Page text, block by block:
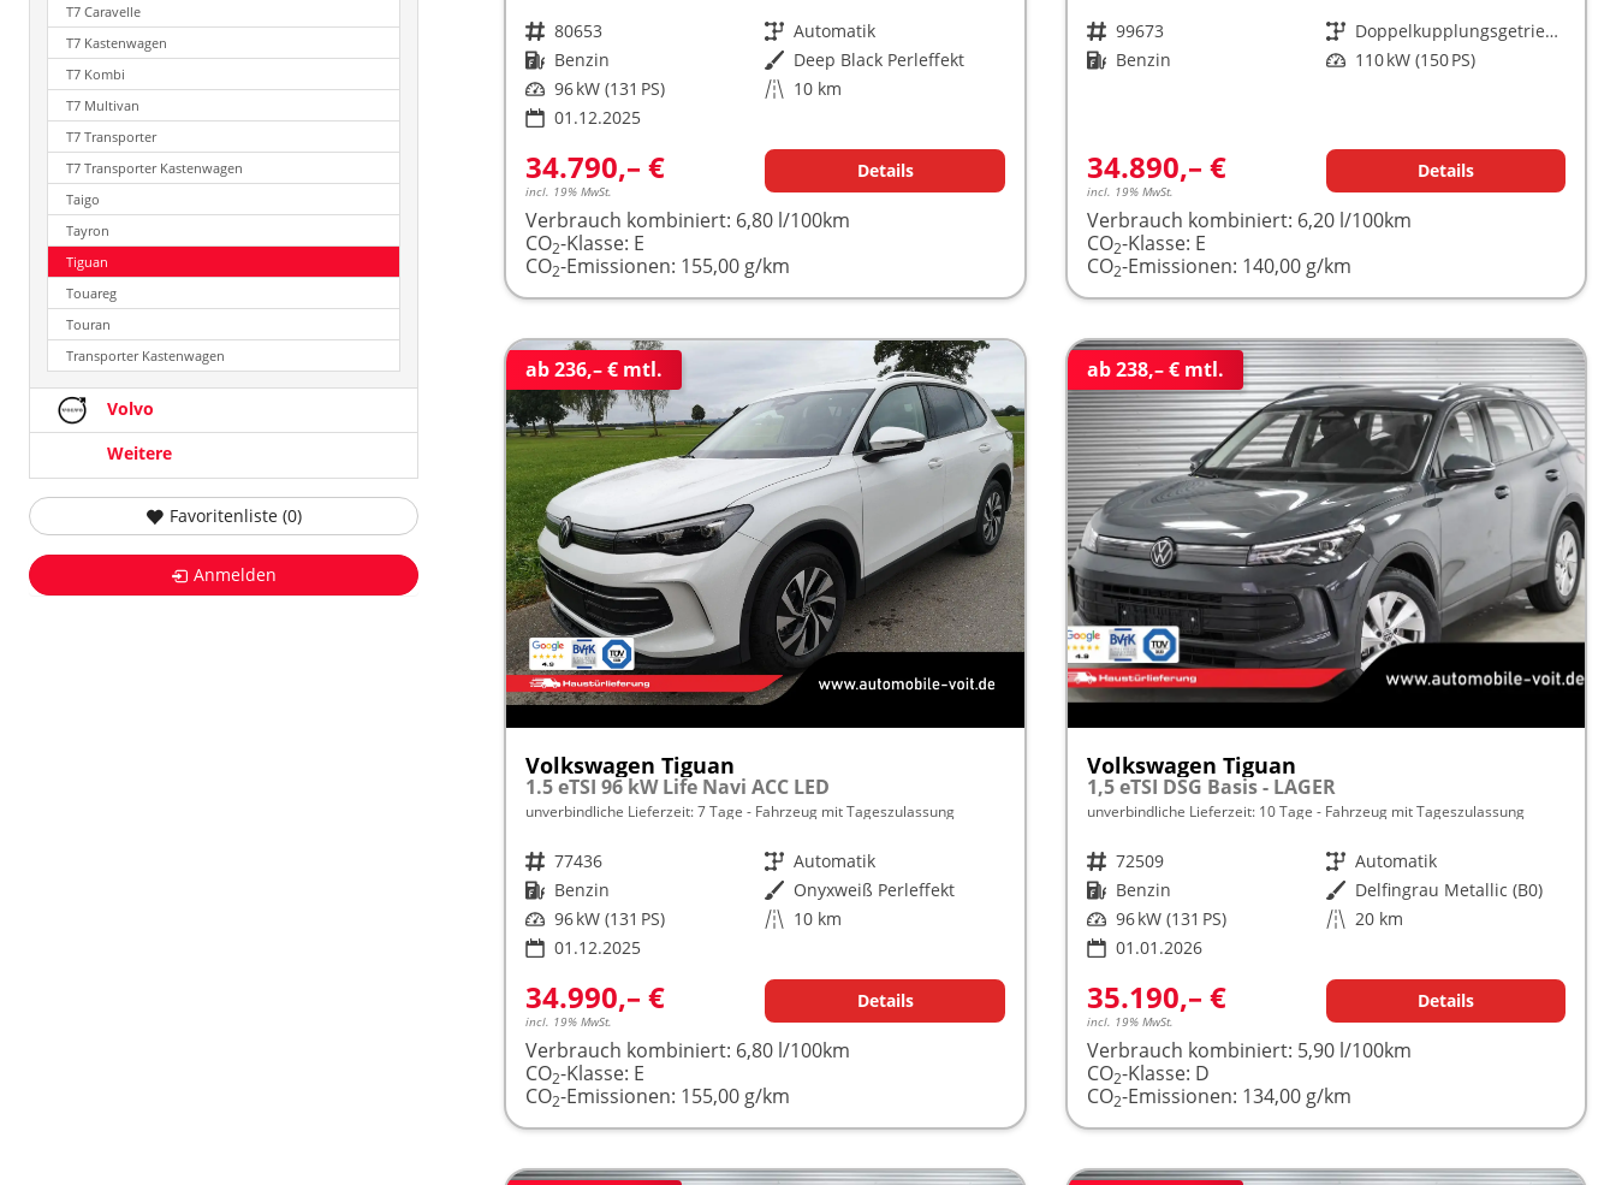
Fahrzeugnr. 80653 Getriebe Automatik
Kraftstoff Benzin Außenfarbe Deep Black Perleffekt
Leistung 96 kW (131 PS) Kilometerstand 10 km
01.12.2025
34.790,– €
incl. 19% MwSt.
Details
Verbrauch kombiniert: 6,80 l/100km
CO2-Klasse: E
CO2-Emissionen: 155,00 g/km
Fahrzeugnr. 99673 Getriebe
Doppelkupplungsgetriebe (DSG)
Kraftstoff Benzin Leistung 110 kW (150 PS)
34.890,– €
incl. 19% MwSt.
Details
Verbrauch kombiniert: 6,20 l/100km
CO2-Klasse: E
CO2-Emissionen: 140,00 g/km
ab 236,– € mtl.
Volkswagen Tiguan
1.5 eTSI 96 kW Life Navi ACC LED
unverbindliche Lieferzeit:7 Tage Fahrzeug mit Tageszulassung
Fahrzeugnr. 77436 Getriebe Automatik
Kraftstoff Benzin Außenfarbe Onyxweiß Perleffekt
Leistung 96 kW (131 PS) Kilometerstand 10 km
01.12.2025
34.990,– €
incl. 19% MwSt.
Details
Verbrauch kombiniert: 6,80 l/100km
CO2-Klasse: E
CO2-Emissionen: 155,00 g/km
ab 238,– € mtl.
Volkswagen Tiguan
1,5 eTSI DSG Basis - LAGER
unverbindliche Lieferzeit: 10 Tage Fahrzeug mit Tageszulassung
Fahrzeugnr. 72509 Getriebe Automatik
Kraftstoff Benzin Außenfarbe Delfingrau Metallic (B0)
Leistung 96 kW (131 PS) Kilometerstand 20 km
01.01.2026
35.190,– €
incl. 19% MwSt.
Details
Verbrauch kombiniert: 5,90 l/100km
CO2-Klasse: D
CO2-Emissionen: 134,00 g/km
T7 Caravelle
T7 Kastenwagen
T7 Kombi
T7 Multivan
T7 Transporter
T7 Transporter Kastenwagen
Taigo
Tayron
Tiguan
Touareg
Touran
Transporter Kastenwagen
Volvo
Weitere
Favoritenliste (0)
Anmelden